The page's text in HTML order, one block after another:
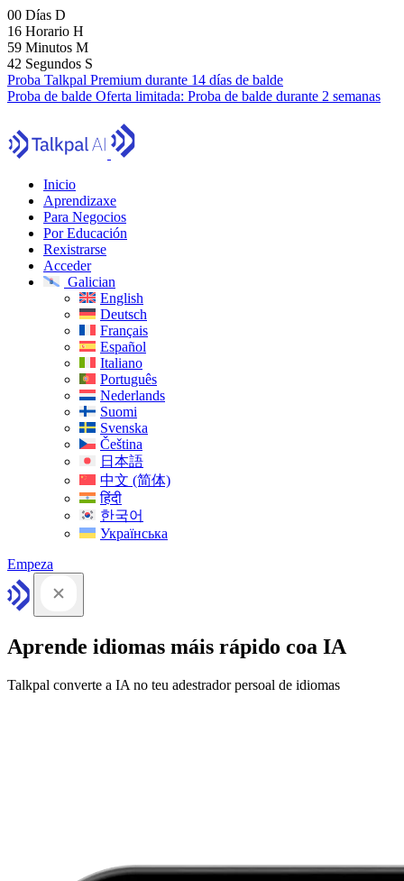
00 Días D
16 Horario H
59 Minutos M
41 Segundos S
Proba Talkpal Premium durante 14 días de balde
Proba de balde Oferta limitada: Proba de balde durante 2 semanas
Inicio
Aprendizaxe
Para Negocios
Por Educación
Rexistrarse
Acceder
Galician
English
Deutsch
Français
Español
Italiano
Português
Nederlands
Suomi
Svenska
Čeština
日本語
中文 (简体)
हिंदी
한국어
Українська
Empeza
Aprende idiomas máis rápido coa IA
Talkpal converte a IA no teu adestrador persoal de idiomas